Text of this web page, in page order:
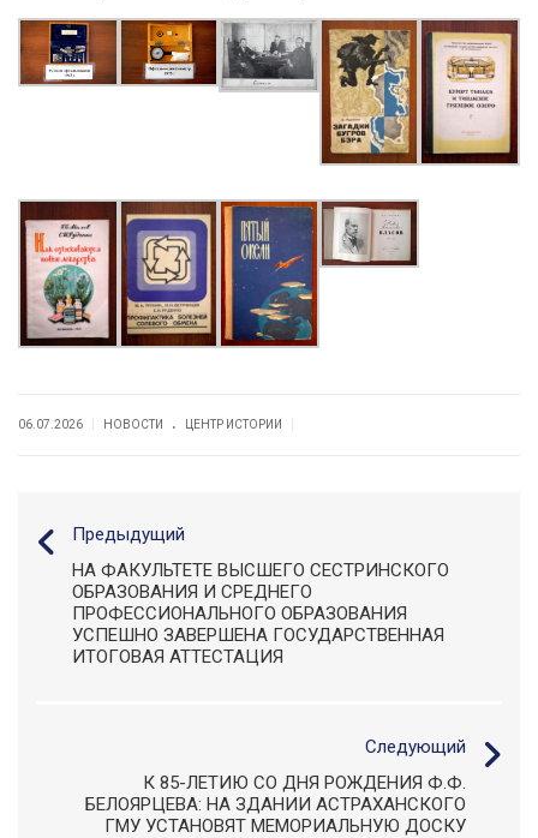
06.07.2026 НОВОСТИ . ЦЕНТР ИСТОРИИ
Предыдущий
НА ФАКУЛЬТЕТЕ ВЫСШЕГО СЕСТРИНСКОГО
ОБРАЗОВАНИЯ И СРЕДНЕГО
ПРОФЕССИОНАЛЬНОГО ОБРАЗОВАНИЯ
УСПЕШНО ЗАВЕРШЕНА ГОСУДАРСТВЕННАЯ
ИТОГОВАЯ АТТЕСТАЦИЯ
Следующий
К 85-ЛЕТИЮ СО ДНЯ РОЖДЕНИЯ Ф.Ф.
БЕЛОЯРЦЕВА: НА ЗДАНИИ АСТРАХАНСКОГО
ГМУ УСТАНОВЯТ МЕМОРИАЛЬНУЮ ДОСКУ